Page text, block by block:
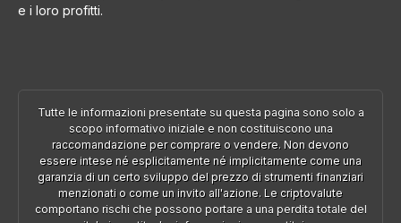
e i loro profitti.
Tutte le informazioni presentate su questa pagina sono solo a
scopo informativo iniziale e non costituiscono una
raccomandazione per comprare o vendere. Non devono
essere intese né esplicitamente né implicitamente come una
garanzia di un certo sviluppo del prezzo di strumenti finanziari
menzionati o come un invito all'azione. Le criptovalute
comportano rischi che possono portare a una perdita totale del